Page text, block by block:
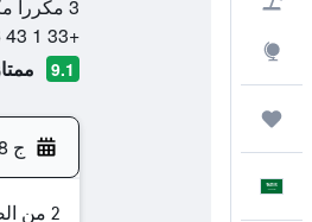
3 مكررا مكان سانت سولبيس, 75006, باريس, فرنسا
+33 1 43 26 04 89
9.1
ج 14/8
2 من الضيوف، غرفة واحدة